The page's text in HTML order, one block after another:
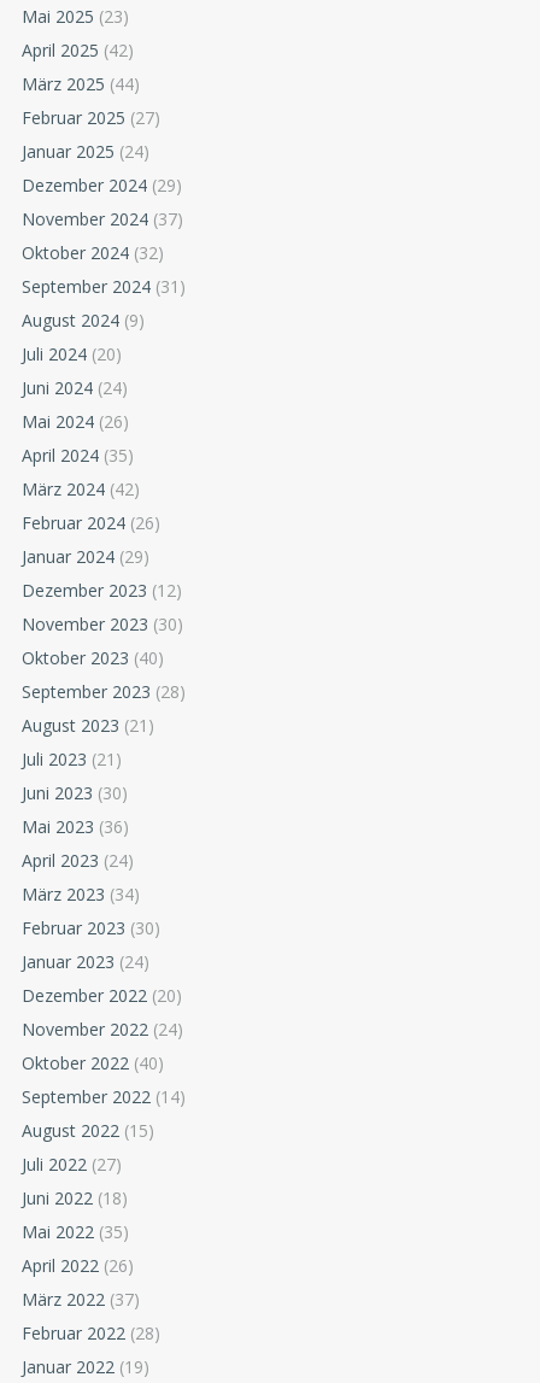
Mai 2025 (23)
April 2025 (42)
März 2025 (44)
Februar 2025 (27)
Januar 2025 (24)
Dezember 2024 (29)
November 2024 (37)
Oktober 2024 (32)
September 2024 (31)
August 2024 (9)
Juli 2024 (20)
Juni 2024 (24)
Mai 2024 (26)
April 2024 (35)
März 2024 (42)
Februar 2024 (26)
Januar 2024 (29)
Dezember 2023 (12)
November 2023 (30)
Oktober 2023 (40)
September 2023 (28)
August 2023 (21)
Juli 2023 (21)
Juni 2023 (30)
Mai 2023 (36)
April 2023 (24)
März 2023 (34)
Februar 2023 (30)
Januar 2023 (24)
Dezember 2022 (20)
November 2022 (24)
Oktober 2022 (40)
September 2022 (14)
August 2022 (15)
Juli 2022 (27)
Juni 2022 (18)
Mai 2022 (35)
April 2022 (26)
März 2022 (37)
Februar 2022 (28)
Januar 2022 (19)